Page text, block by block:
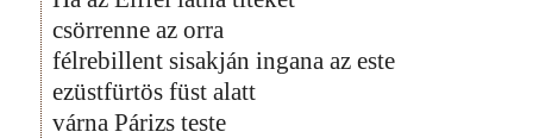
csörrenne az orra
félrebillent sisakján ingana az este
ezüstfürtös füst alatt
várna Párizs teste